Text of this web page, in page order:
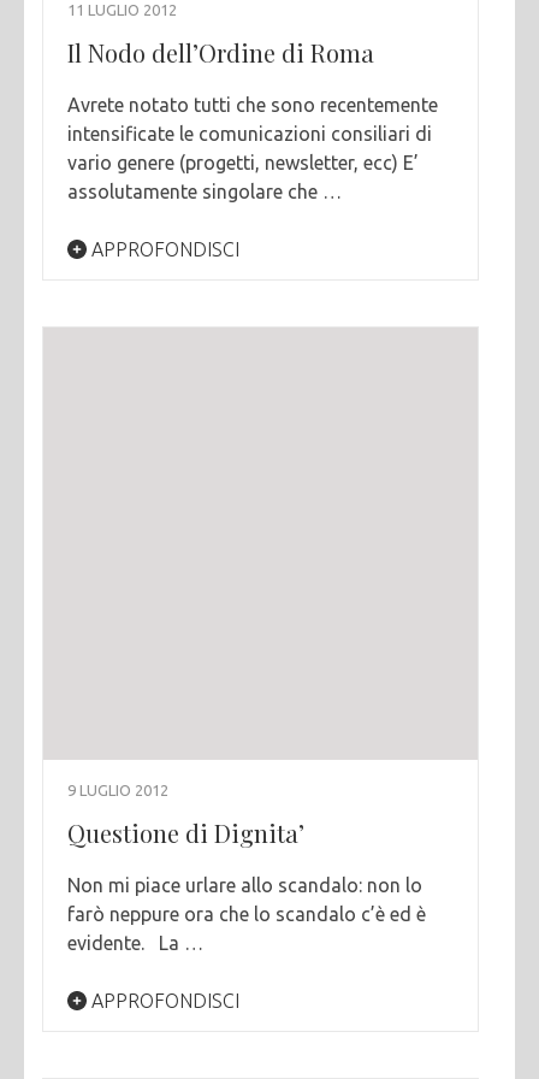
11 LUGLIO 2012
Il Nodo dell’Ordine di Roma
Avrete notato tutti che sono recentemente
intensificate le comunicazioni consiliari di
vario genere (progetti, newsletter, ecc) E’
assolutamente singolare che …
APPROFONDISCI
9 LUGLIO 2012
Questione di Dignita’
Non mi piace urlare allo scandalo: non lo
farò neppure ora che lo scandalo c’è ed è
evidente. La …
APPROFONDISCI